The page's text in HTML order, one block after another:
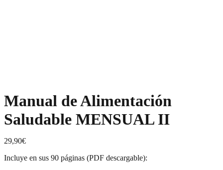
Manual de Alimentación
Saludable MENSUAL II
29,90€
Incluye en sus 90 páginas (PDF descargable):